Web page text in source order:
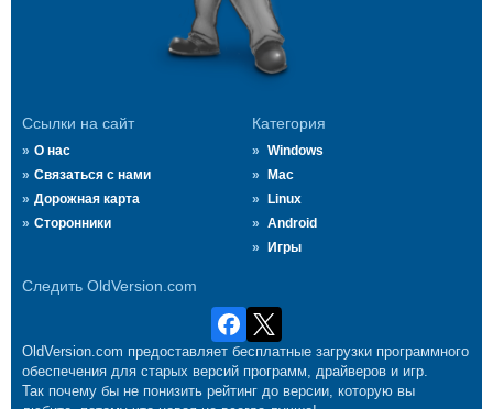
Ссылки на сайт
О нас
Связаться с нами
Дорожная карта
Сторонники
Категория
Windows
Mac
Linux
Android
Игры
Следить OldVersion.com
OldVersion.com предоставляет бесплатные загрузки программного
обеспечения для старых версий программ, драйверов и игр.
Так почему бы не понизить рейтинг до версии, которую вы